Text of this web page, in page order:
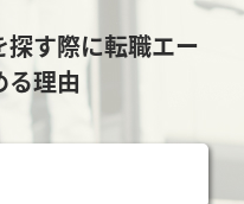
す際に転職エー
る理由